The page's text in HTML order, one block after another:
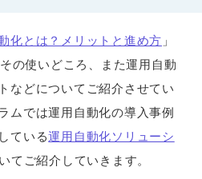
化とは？メリットと進め方 」
の使いどころ、また運用自動
などについてご紹介させてい
ムでは運用自動化の導入事例
ている運用自動化ソリューシ
てご紹介していきます。